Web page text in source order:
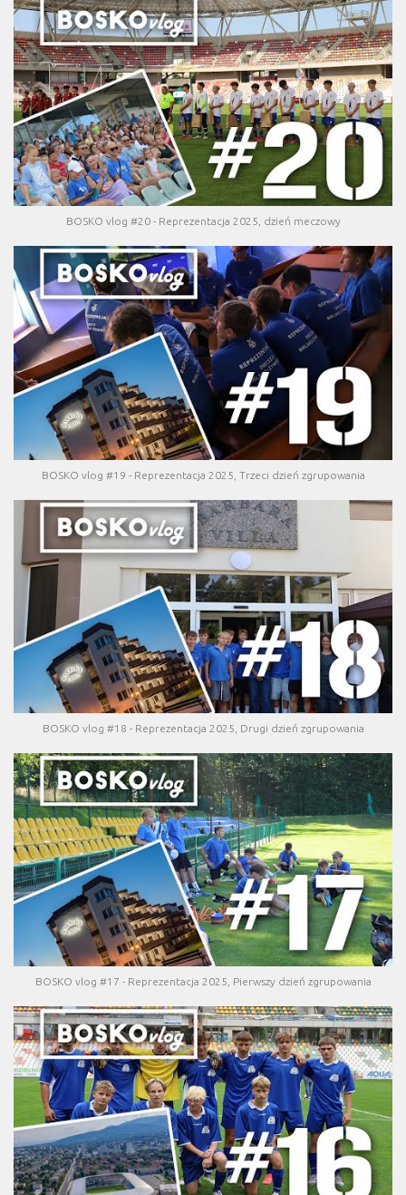
BOSKO vlog #20 - Reprezentacja 2025, dzień meczowy
BOSKO vlog #19 - Reprezentacja 2025, Trzeci dzień zgrupowania
BOSKO vlog #18 - Reprezentacja 2025, Drugi dzień zgrupowania
BOSKO vlog #17 - Reprezentacja 2025, Pierwszy dzień zgrupowania